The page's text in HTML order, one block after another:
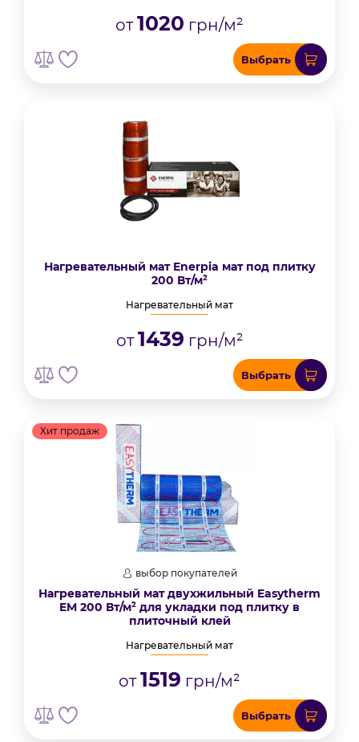
от1020 грн/м²
Выбрать
Нагревательный мат Enerpia мат под плитку
200 Вт/м²
Нагревательный мат
от1439 грн/м²
Выбрать
Хит продаж
выбор покупателей
Нагревательный мат двухжильный Easytherm
EM 200 Вт/м² для укладки под плитку в
плиточный клей
Нагревательный мат
от1519 грн/м²
Выбрать